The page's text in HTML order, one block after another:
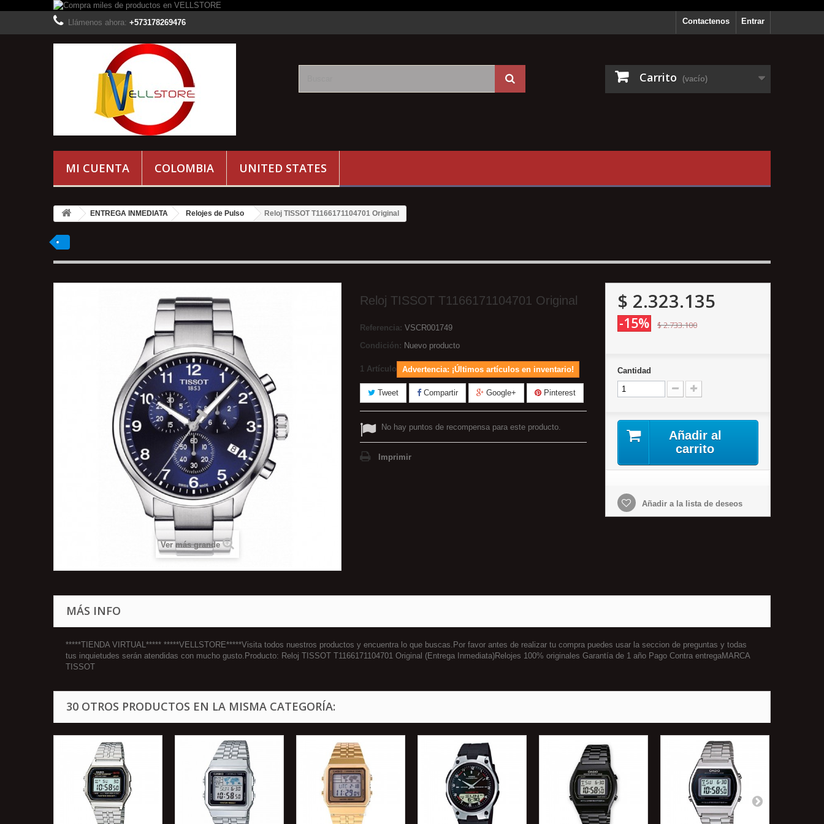
Entrar
Contactenos
Llámenos ahora: +573178269476
Carrito (vacío)
MI CUENTA COLOMBIA UNITED STATES
ENTREGA INMEDIATA Relojes de Pulso Reloj TISSOT T1166171104701 Original
Ver más grande
Reloj TISSOT T1166171104701 Original
Referencia: VSCR001749
Condición: Nuevo producto
1 Artículo Advertencia: ¡Últimos artículos en inventario!
Tweet Compartir Google+ Pinterest
No hay puntos de recompensa para este producto.
Imprimir
$ 2.323.135
-15% $ 2.733.100
Cantidad
Añadir al
carrito
Añadir a la lista de deseos
MÁS INFO
*****TIENDA VIRTUAL***** *****VELLSTORE*****Visita todos nuestros productos y encuentra lo que buscas.Por favor antes de realizar tu compra puedes usar la seccion de preguntas y todas
tus inquietudes serán atendidas con mucho gusto.Producto: Reloj TISSOT T1166171104701 Original (Entrega Inmediata)Relojes 100% originales Garantía de 1 año Pago Contra entregaMARCA
TISSOT
30 OTROS PRODUCTOS EN LA MISMA CATEGORÍA: